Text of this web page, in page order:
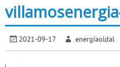
2021-09-17 energiaoldal